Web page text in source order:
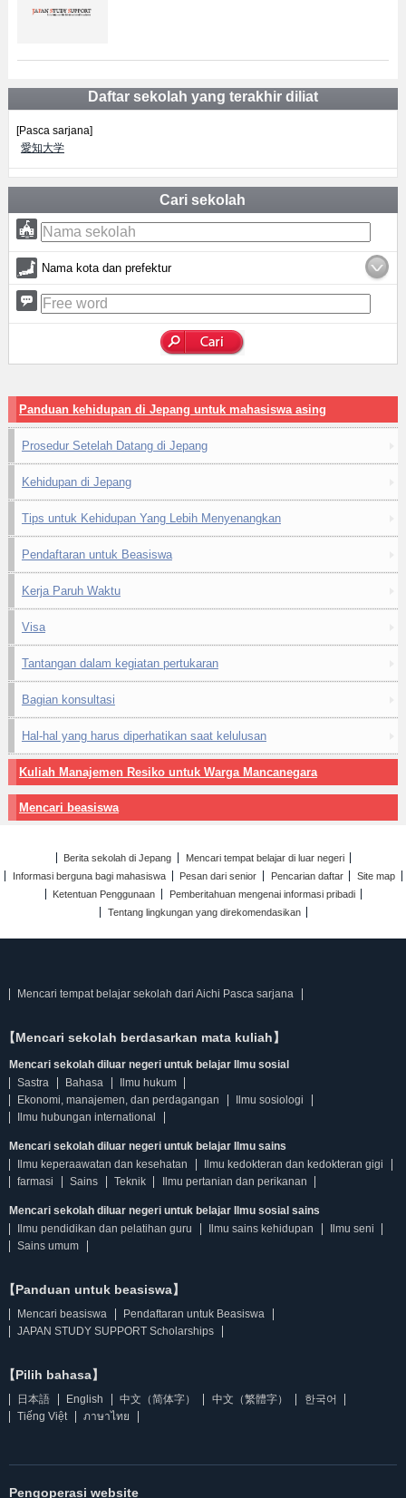
Daftar sekolah yang terakhir diliat
[Pasca sarjana]
愛知大学
Cari sekolah
Nama kota dan prefektur
Panduan kehidupan di Jepang untuk mahasiswa asing
Prosedur Setelah Datang di Jepang
Kehidupan di Jepang
Tips untuk Kehidupan Yang Lebih Menyenangkan
Pendaftaran untuk Beasiswa
Kerja Paruh Waktu
Visa
Tantangan dalam kegiatan pertukaran
Bagian konsultasi
Hal-hal yang harus diperhatikan saat kelulusan
Kuliah Manajemen Resiko untuk Warga Mancanegara
Mencari beasiswa
Berita sekolah di Jepang
Mencari tempat belajar di luar negeri
Informasi berguna bagi mahasiswa
Pesan dari senior Pencarian daftar
Site map
Ketentuan Penggunaan
Pemberitahuan mengenai informasi pribadi
Tentang lingkungan yang direkomendasikan
Mencari tempat belajar sekolah dari Aichi Pasca sarjana
【Mencari sekolah berdasarkan mata kuliah】
Mencari sekolah diluar negeri untuk belajar Ilmu sosial
Sastra
Bahasa
Ilmu hukum
Ekonomi, manajemen, dan perdagangan
Ilmu sosiologi
Ilmu hubungan international
Mencari sekolah diluar negeri untuk belajar Ilmu sains
Ilmu keperaawatan dan kesehatan
Ilmu kedokteran dan kedokteran gigi
farmasi
Sains Teknik Ilmu pertanian dan perikanan
Mencari sekolah diluar negeri untuk belajar Ilmu sosial sains
Ilmu pendidikan dan pelatihan guru
Ilmu sains kehidupan
Ilmu seni
Sains umum
【Panduan untuk beasiswa】
Mencari beasiswa
Pendaftaran untuk Beasiswa
JAPAN STUDY SUPPORT Scholarships
【Pilih bahasa】
日本語 English 中文（简体字） 中文（繁體字）
한국어
Tiếng Việt
ภาษาไทย
Pengoperasi website